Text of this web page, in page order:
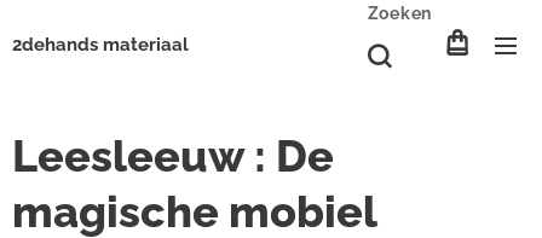
2dehands materiaal
Zoeken
Leesleeuw : De
magische mobiel